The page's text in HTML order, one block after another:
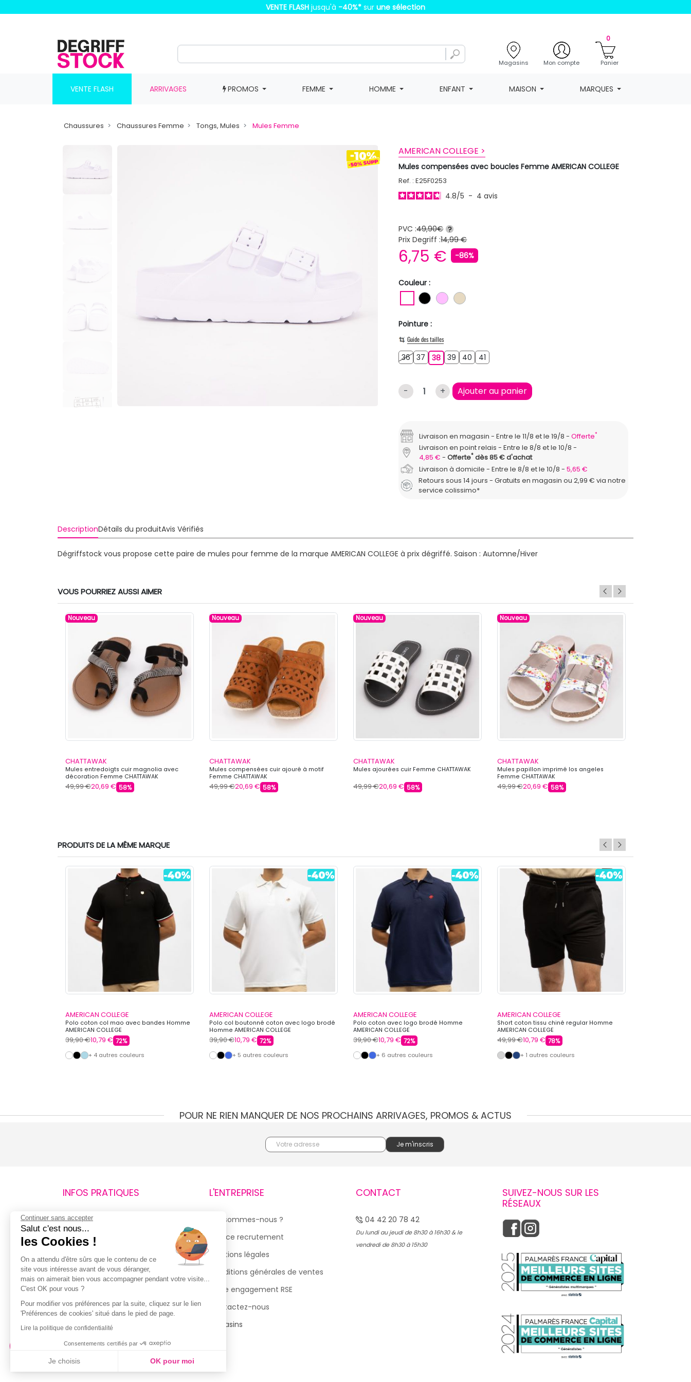
VENTE FLASH jusqu'à -40%* sur une sélection
Magasins Mon compte
0
Panier
VENTE FLASH ARRIVAGES PROMOS FEMME HOMME ENFANT MAISON MARQUES
Chaussures Chaussures Femme Tongs, Mules Mules Femme
AMERICAN COLLEGE >
Mules compensées avec boucles Femme AMERICAN COLLEGE
Ref. : E25F0253
4.8/5 - 4avis
PVC :49,90€ ?
Prix Degriff :14,99 €
6,75 € -86%
Couleur :
BLANCNOIRROSE CLAIR
BEIGE
Pointure :
Guide des tailles
363637 37383839 3940 4041
- + Ajouter au panier
Livraison en magasin Entre le 11/8 et le 19/8 Offerte*
Livraison en point relais
Entre le 8/8 et le 10/8
4,85 €
Offerte*dès 85 € d'achat
Livraison à domicile
Entre le 8/8 et le 10/8
5,65 €
Retours sous 14 jours - Gratuits en magasin ou 2,99 € via notre
service colissimo*
DescriptionDétails du produitAvis Vérifiés
Dégriffstock vous propose cette paire de mules pour femme de la marque AMERICAN COLLEGE à prix dégriffé. Saison : Automne/Hiver
VOUS POURRIEZ AUSSI AIMER
Nouveau
CHATTAWAK
Mules entredoigts cuir magnolia avec
décoration Femme CHATTAWAK
49,99 €20,69 € 58%
Nouveau
CHATTAWAK
Mules compensées cuir ajouré à motif
Femme CHATTAWAK
49,99 €20,69 € 58%
Nouveau
CHATTAWAK
Mules ajourées cuir Femme CHATTAWAK
49,99 €20,69 € 58%
Nouveau
CHATTAWAK
Mules papillon imprimé los angeles
Femme CHATTAWAK
49,99 €20,69 € 58%
PRODUITS DE LA MÊME MARQUE
AMERICAN COLLEGE
Polo coton col mao avec bandes Homme
AMERICAN COLLEGE
39,90 €10,79 € 72%
+ 4 autres couleurs
AMERICAN COLLEGE
Polo col boutonné coton avec logo brodé
Homme AMERICAN COLLEGE
39,90 €10,79 € 72%
+ 5 autres couleurs
AMERICAN COLLEGE
Polo coton avec logo brodé Homme
AMERICAN COLLEGE
39,90 €10,79 € 72%
+ 6 autres couleurs
AMERICAN COLLEGE
Short coton tissu chiné regular Homme
AMERICAN COLLEGE
49,99 €10,79 € 78%
+ 1 autres couleurs
POUR NE RIEN MANQUER DE NOS PROCHAINS ARRIVAGES, PROMOS & ACTUS
INFOS PRATIQUES
Retours et remboursements
Suivi de commande
Livraisons
Guide des tailles
Politique de confidentialité
Conditions générales d’utilisation
de la Carte de Fidélité
L'ENTREPRISE
Qui sommes-nous ?
Espace recrutement
Mentions légales
Conditions générales de ventes
Notre engagement RSE
Contactez-nous
Magasins
CONTACT
04 42 20 78 42
Du lundi au jeudi de 8h30 à 16h30 & le
vendredi de 8h30 à 15h30
SUIVEZ-NOUS SUR LES
RÉSEAUX
Continuer sans accepter
Salut c'est nous...
les Cookies !
On a attendu d'être sûrs que le contenu de ce
site vous intéresse avant de vous déranger,
mais on aimerait bien vous accompagner pendant votre visite...
C'est OK pour vous ?
Pour modifier vos préférences par la suite, cliquez sur le lien
'Préférences de cookies' situé dans le pied de page.
Lire la politique de confidentialité
Consentements certifiés par
Je choisis OK pour moi